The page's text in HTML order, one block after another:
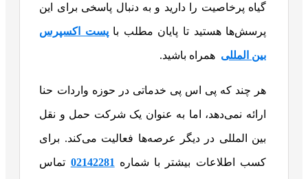
گیاه پرخاصیت را دارید و به‌ دنبال پاسخی برای این
پرسش‌ها هستید تا پایان مطلب باپست اکسپرس
بین المللی همراه باشید.
هر چند که پی اس پی خدماتی در حوزه واردات حنا
ارائه نمی‌دهد، اما به عنوان یک شرکت حمل و نقل
بین المللی در دیگر عرصه‌ها فعالیت می‌کند. برای
کسب اطلاعات بیشتر با شماره 02142281 تماس